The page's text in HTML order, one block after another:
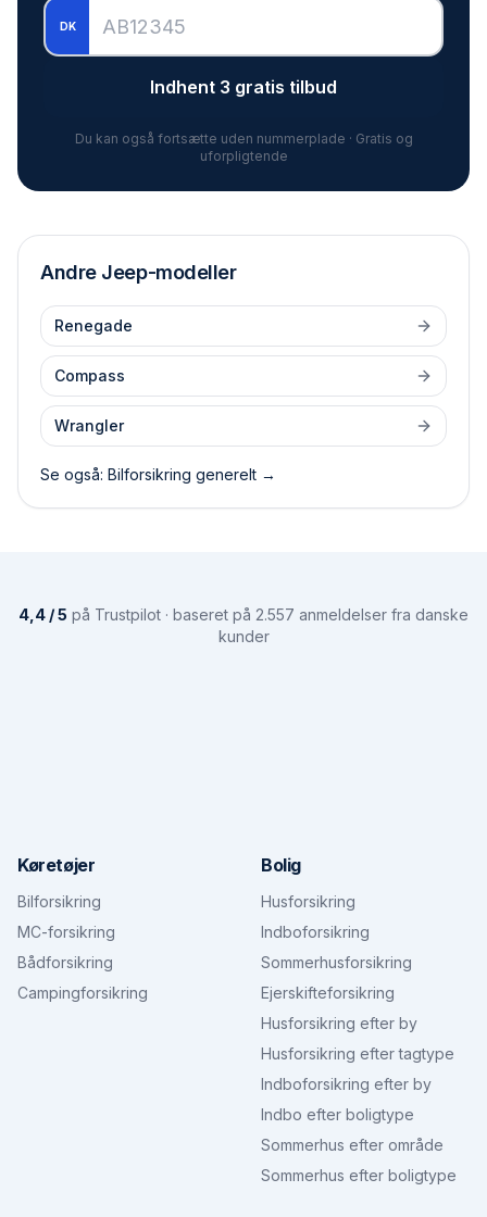
DK
Indhent 3 gratis tilbud
Du kan også fortsætte uden nummerplade · Gratis og
uforpligtende
Andre Jeep-modeller
Renegade
Compass
Wrangler
Se også: Bilforsikring generelt →
4,4 / 5 på Trustpilot · baseret på 2.557 anmeldelser fra danske
kunder
Køretøjer
Bilforsikring
MC-forsikring
Bådforsikring
Campingforsikring
Bolig
Husforsikring
Indboforsikring
Sommerhusforsikring
Ejerskifteforsikring
Husforsikring efter by
Husforsikring efter tagtype
Indboforsikring efter by
Indbo efter boligtype
Sommerhus efter område
Sommerhus efter boligtype